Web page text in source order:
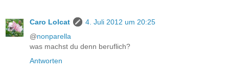
Caro Lolcat
4. Juli 2012 um 20:25
@nonparella
was machst du denn beruflich?
Antworten